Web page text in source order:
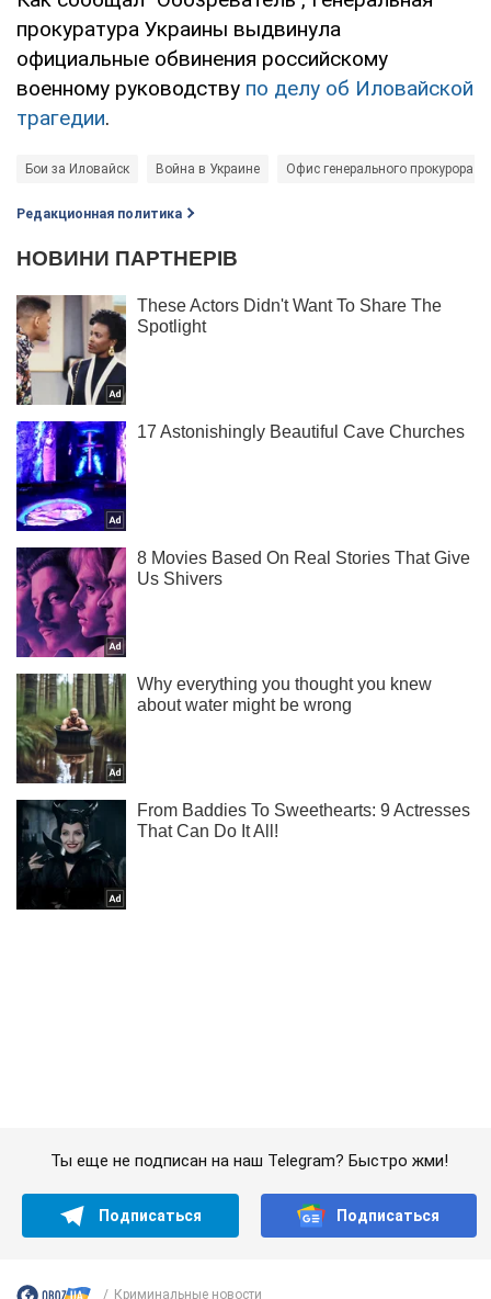
прокуратура Украины выдвинула
официальные обвинения российскому
военному руководству по делу об Иловайской
трагедии.
Бои за Иловайск Война в Украине Офис генерального прокурора
Редакционная политика